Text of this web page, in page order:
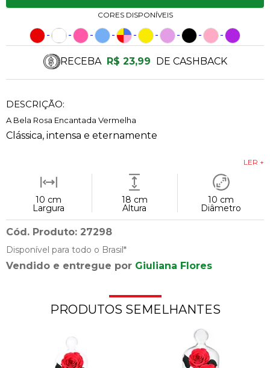
DESCRIÇÃO:
A Bela Rosa Encantada Vermelha
Clássica, intensa e eternamente
LER +
CORES DISPONÍVEIS
10 cm
Largura
18 cm
Altura
10 cm
Diâmetro
Cód. Produto: 27298
Disponível para todo o Brasil*
Vendido e entregue por Giuliana Flores
RECEBA R$ 23,99 DE CASHBACK
PRODUTOS SEMELHANTES